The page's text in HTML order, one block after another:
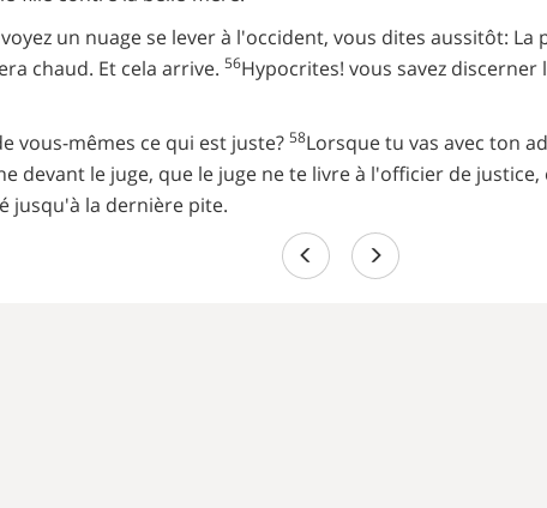
un nuage se lever à l'occident, vous dites aussitôt: La
chaud. Et cela arrive. 56Hypocrites! vous savez
vous-mêmes ce qui est juste? 58Lorsque tu vas avec ton
devant le juge, que le juge ne te livre à l'officier de
jusqu'à la dernière pite.